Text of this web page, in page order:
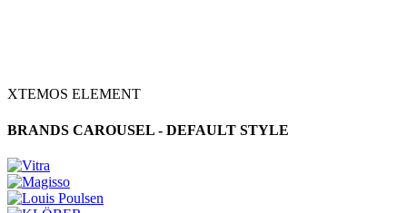
XTEMOS ELEMENT
BRANDS CAROUSEL - DEFAULT STYLE